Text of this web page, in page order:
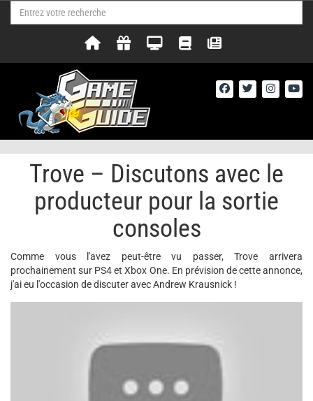
Trove – Discutons avec le
producteur pour la sortie
consoles
Comme vous l'avez peut-être vu passer, Trove arrivera
prochainement sur PS4 et Xbox One. En prévision de cette annonce,
j'ai eu l'occasion de discuter avec Andrew Krausnick !